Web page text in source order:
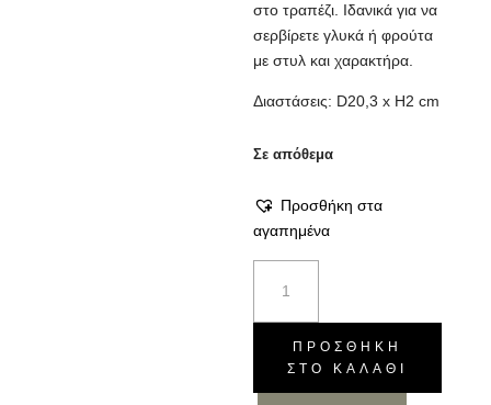
στο τραπέζι. Ιδανικά για να
σερβίρετε γλυκά ή φρούτα
με στυλ και χαρακτήρα.
Διαστάσεις: D20,3 x H2 cm
Σε απόθεμα
Προσθήκη στα
αγαπημένα
Πιάτα
Γλυκού
Mykonos
Yellow
ποσότητα
ΠΡΟΣΘΉΚΗ
ΣΤΟ ΚΑΛΆΘΙ